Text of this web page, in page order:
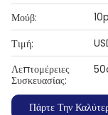
Μούβ:
Τιμή:
Λεπτομέρειες
Συσκευασίας:
Πάρτε Την